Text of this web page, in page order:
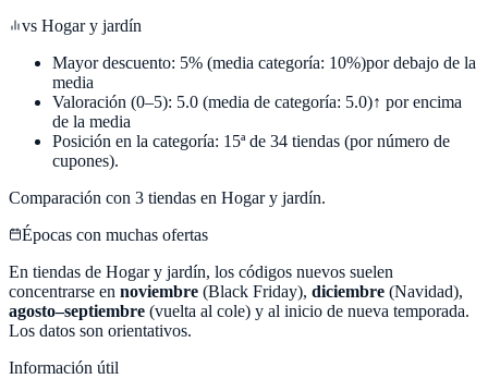
vs Hogar y jardín
Mayor descuento: 5% (media categoría: 10%)por debajo de la
media
Valoración (0–5): 5.0 (media de categoría: 5.0)↑ por encima
de la media
Posición en la categoría: 15ª de 34 tiendas (por número de
cupones).
Comparación con 3 tiendas en Hogar y jardín.
Épocas con muchas ofertas
En tiendas de Hogar y jardín, los códigos nuevos suelen
concentrarse en noviembre (Black Friday), diciembre (Navidad),
agosto–septiembre (vuelta al cole) y al inicio de nueva temporada.
Los datos son orientativos.
Información útil